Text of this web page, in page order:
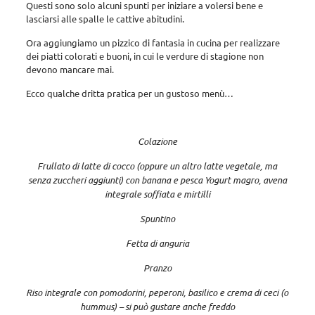
Questi sono solo alcuni spunti per iniziare a volersi bene e
lasciarsi alle spalle le cattive abitudini.
Ora aggiungiamo un pizzico di fantasia in cucina per realizzare
dei piatti colorati e buoni, in cui le verdure di stagione non
devono mancare mai.
Ecco qualche dritta pratica per un gustoso menù…
Colazione
Frullato di latte di cocco (oppure un altro latte vegetale, ma
senza zuccheri aggiunti) con banana e pesca Yogurt magro, avena
integrale soffiata e mirtilli
Spuntino
Fetta di anguria
Pranzo
Riso integrale con pomodorini, peperoni, basilico e crema di ceci (o
hummus) – si può gustare anche freddo